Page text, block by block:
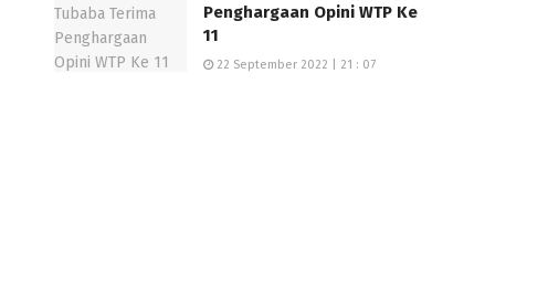
Penghargaan Opini WTP Ke
11
22 September 2022 | 21 : 07